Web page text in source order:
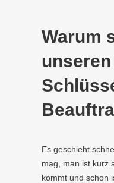
Warum
unseren
Es geschieht
mag, man ist kurz
kommt und schon